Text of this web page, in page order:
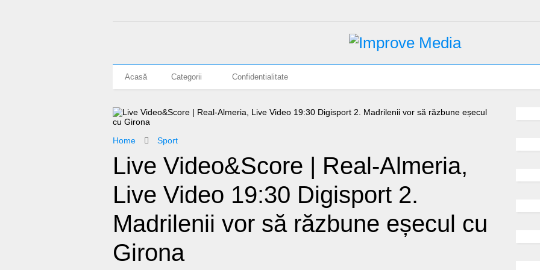
Acasă Categorii Confidentialitate
Home Sport
Live Video&Score | Real-Almeria,
Live Video 19:30 Digisport 2.
Madrilenii vor să răzbune eșecul cu
Girona